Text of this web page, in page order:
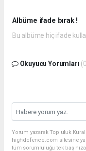
Albüme ifade bırak !
Bu albüme hiç ifade
Okuyucu Yorumları
Yorum yazarak Topluluk
highdefence.com sitesine
tüm sorumluluğu tek